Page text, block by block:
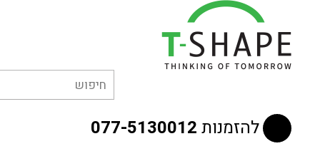
להזמנות 077-5130012